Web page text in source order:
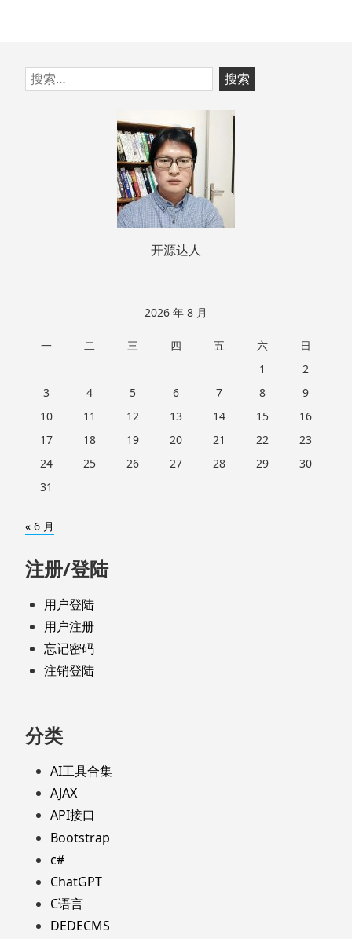
跳
至
搜
索：
开源达人
2026 年 8 月
一 二 三 四 五 六
日
1
2
3
4 5 6 7 8
9
10
11 12 13 14 15
16
17
18 19 20 21 22
23
24
25 26 27 28 29
30
31
« 6 月
注册/登陆
用户登陆
用户注册
忘记密码
注销登陆
分类
AI工具合集
AJAX
API接口
Bootstrap
c#
ChatGPT
C语言
DEDECMS